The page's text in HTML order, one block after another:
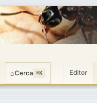
⌕Cerca ⌘K Editor